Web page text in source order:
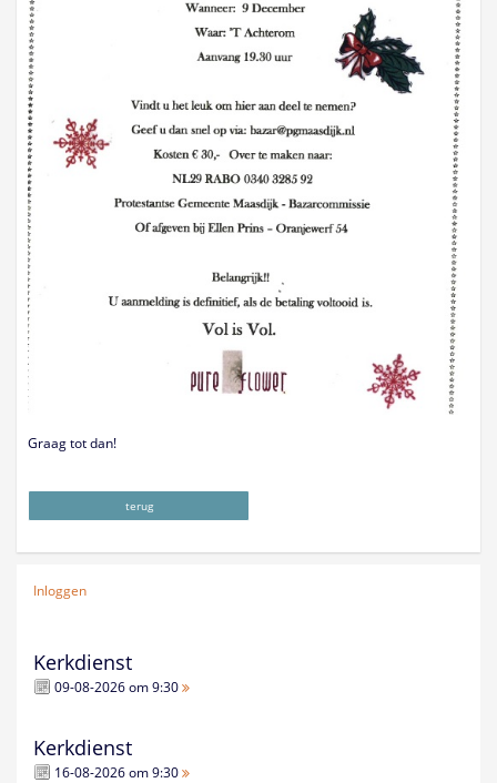
Graag tot dan!
terug
Inloggen
Kerkdienst
09-08-2026 om 9:30
Kerkdienst
16-08-2026 om 9:30